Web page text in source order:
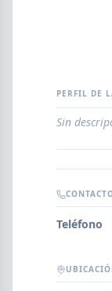
Guía de
EMPRESAS
PERFIL DE
Sin
Teléfono